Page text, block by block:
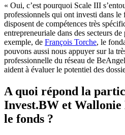
« Oui, c’est pourquoi Scale III
professionnels qui ont investi dans le
disposent de compétences très
entrepreneuriale dans des secteurs
exemple, de François Torche, le
pouvons aussi nous appuyer sur la
professionnelle du réseau de
aident à évaluer le potentiel des
A quoi répond la
Invest.BW et
le fonds ?